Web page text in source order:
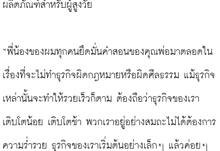
ผลิตภัณฑ์สำหรับผู้สูงวัย
“พี่น้องของผมทุกคนยึดมั่นคำสอนของคุณพ่อมาตลอดใน
เรื่องที่จะไม่ทำธุรกิจผิดกฎหมายหรือผิดศีลธรรม แม้ธุรกิจ
เหล่านั้นจะทำให้รวยเร็วก็ตาม ต้องถือว่าธุรกิจของเรา
เติบโตน้อย เติบโตช้า พวกเราอยู่อย่างสมถะไม่ได้ต้องการ
ความร่ำรวย ธุรกิจของเราเริ่มต้นอย่างเล็กๆ แล้วค่อยๆ